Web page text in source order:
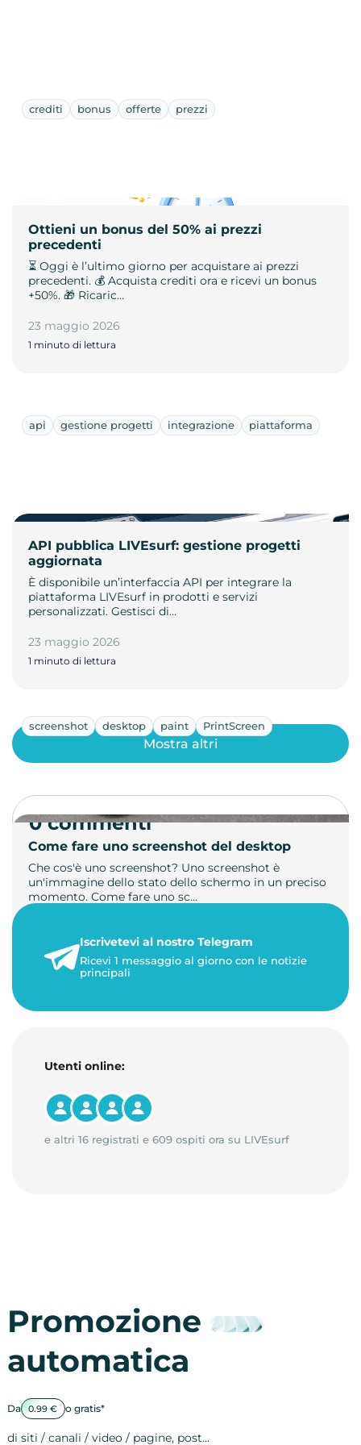
crediti bonus offerte prezzi
Ottieni un bonus del 50% ai prezzi
precedenti
⏳ Oggi è l’ultimo giorno per acquistare ai prezzi
precedenti. 💰 Acquista crediti ora e ricevi un bonus
+50%. 🎁 Ricaric…
23 maggio 2026
1 minuto di lettura
api gestione progetti integrazione piattaforma
API pubblica LIVEsurf: gestione progetti
aggiornata
È disponibile un’interfaccia API per integrare la
piattaforma LIVEsurf in prodotti e servizi
personalizzati. Gestisci di…
23 maggio 2026
1 minuto di lettura
screenshot desktop paint PrintScreen
Come fare uno screenshot del desktop
Che cos'è uno screenshot? Uno screenshot è
un'immagine dello stato dello schermo in un preciso
momento. Come fare uno sc…
1 minuto di lettura
Mostra altri
0 commenti
Iscrivetevi al nostro Telegram
Ricevi 1 messaggio al giorno con le notizie
principali
Utenti online:
e altri 16 registrati e 609 ospiti ora su LIVEsurf
Promozione
automatica
Da 0.99 € o gratis*
di siti / canali / video / pagine, post…